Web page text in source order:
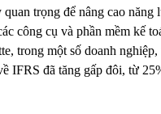
trọng để nâng cao năng
công cụ và phần mềm kế
trong một số doanh
IFRS đã tăng gấp đôi, từ